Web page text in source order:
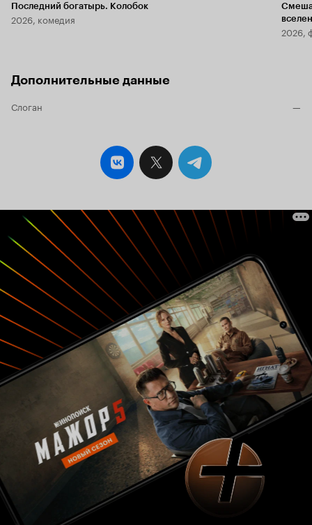
Последний богатырь. Колобок
2026, комедия
2026,
Дополнительные данные
Слоган —